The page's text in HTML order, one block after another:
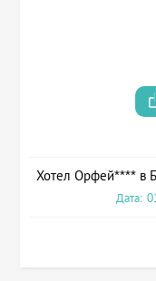
Хотел Орфей**** в
Дата: